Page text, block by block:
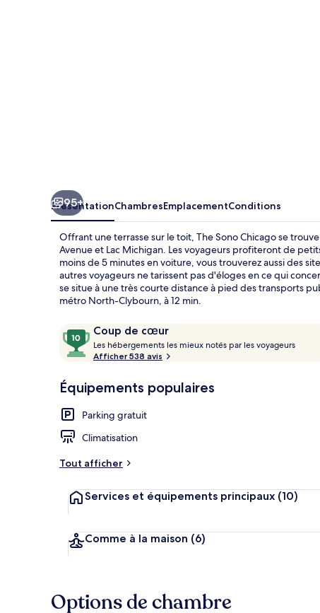
Cuisine privée
95+
PrésentationChambresEmplacementConditions
Offrant une terrasse sur le toit, The Sono Chicago se
Avenue et Lac Michigan. Les voyageurs profiteront de
moins de 5 minutes en voiture, vous trouverez aussi des
autres voyageurs ne tarissent pas d'éloges en ce qui
se situe à une très courte distance à pied des transports
métro North-Clybourn, à 12 min.
Avis
voyageurs
Coup de cœur
10
sur
10,
de
Les hébergements les mieux notés par les voyageurs
s
Afficher 538 avis
Équipements populaires
Parking gratuit
Climatisation
Tout afficher
Services et équipements principaux (10)
Comme à la maison (6)
Options de chambre